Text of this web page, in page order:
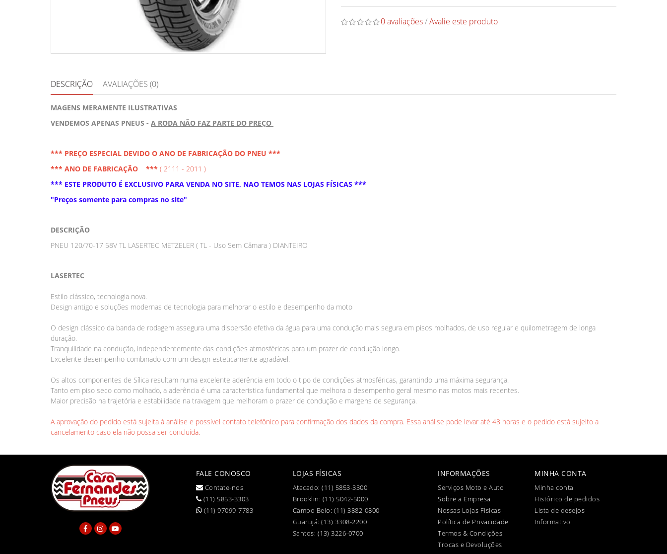
0 avaliações/Avalie este produto
DESCRIÇÃO AVALIAÇÕES (0)
MAGENS MERAMENTE ILUSTRATIVAS
VENDEMOS APENAS PNEUS - A RODA NÃO FAZ PARTE DO PREÇO
*** PREÇO ESPECIAL DEVIDO O ANO DE FABRICAÇÃO DO PNEU ***
*** ANO DE FABRICAÇÃO *** ( 2111 - 2011 )
*** ESTE PRODUTO É EXCLUSIVO PARA VENDA NO SITE, NAO TEMOS NAS LOJAS FÍSICAS ***
"Preços somente para compras no site"
DESCRIÇÃO
PNEU 120/70-17 58V TL LASERTEC METZELER ( TL - Uso Sem Câmara ) DIANTEIRO
LASERTEC
Estilo clássico, tecnologia nova.
Design antigo e soluções modernas de tecnologia para melhorar o estilo e desempenho da moto
O design clássico da banda de rodagem assegura uma dispersão efetiva da água para uma condução mais segura em pisos molhados, de uso regular e quilometragem de longa
duração.
Tranquilidade na condução, independentemente das condições atmosféricas para um prazer de condução longo.
Excelente desempenho combinado com um design esteticamente agradável.
Os altos componentes de Sílica resultam numa excelente aderência em todo o tipo de condições atmosféricas, garantindo uma máxima segurança.
Tanto em piso seco como molhado, a aderência é uma caracteristica fundamental que melhora o desempenho geral mesmo nas motos mais recentes.
Maior precisão na trajetória e estabilidade na travagem que melhoram o prazer de condução e margens de segurança.
A aprovação do pedido está sujeita à análise e possível contato telefônico para confirmação dos dados da compra. Essa análise pode levar até 48 horas e o pedido está sujeito a
cancelamento caso ela não possa ser concluída.
FALE CONOSCO
Contate-nos
(11) 5853-3303
(11) 97099-7783
LOJAS FÍSICAS
Atacado: (11) 5853-3300
Brooklin: (11) 5042-5000
Campo Belo: (11) 3882-0800
Guarujá: (13) 3308-2200
Santos: (13) 3226-0700
INFORMAÇÕES
Serviços Moto e Auto
Sobre a Empresa
Nossas Lojas Físicas
Política de Privacidade
Termos & Condições
Trocas e Devoluções
MINHA CONTA
Minha conta
Histórico de pedidos
Lista de desejos
Informativo